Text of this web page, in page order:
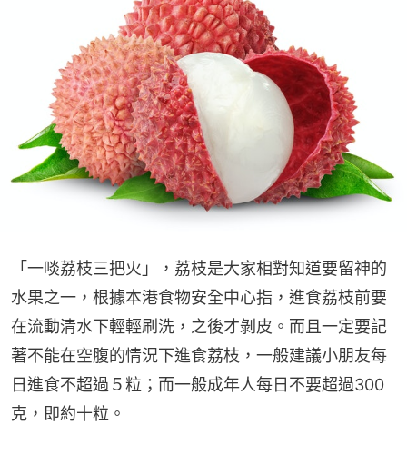
「一啖荔枝三把火」，荔枝是大家相對知道要留神的
水果之一，根據本港食物安全中心指，進食荔枝前要
在流動清水下輕輕刷洗，之後才剝皮。而且一定要記
著不能在空腹的情況下進食荔枝，一般建議小朋友每
日進食不超過５粒；而一般成年人每日不要超過300
克，即約十粒。